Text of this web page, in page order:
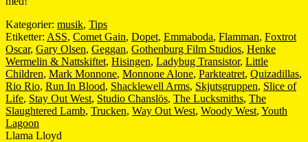
Kategorier: musik, Tips
Etiketter: ASS, Comet Gain, Dopet, Emmaboda, Flamman, Foxtrot
Oscar, Gary Olsen, Geggan, Gothenburg Film Studios, Henke
Wermelin & Nattskiftet, Hisingen, Ladybug Transistor, Little
Children, Mark Monnone, Monnone Alone, Parkteatret, Quizadillas,
Rio Rio, Run In Blood, Shacklewell Arms, Skjutsgruppen, Slice of
Life, Stay Out West, Studio Chanslös, The Lucksmiths, The
Slaughtered Lamb, Trucken, Way Out West, Woody West, Youth
Lagoon
Llama Lloyd